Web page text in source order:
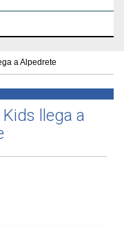
a Alpedrete
Kids llega a